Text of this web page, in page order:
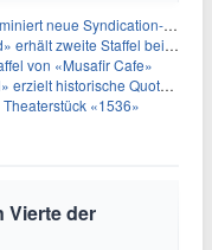
neue Syndication-Formate
zweite Staffel bei Peacock
von «Musafir Cafe»
Quotenserie für NBC
«1536»
Vierte der